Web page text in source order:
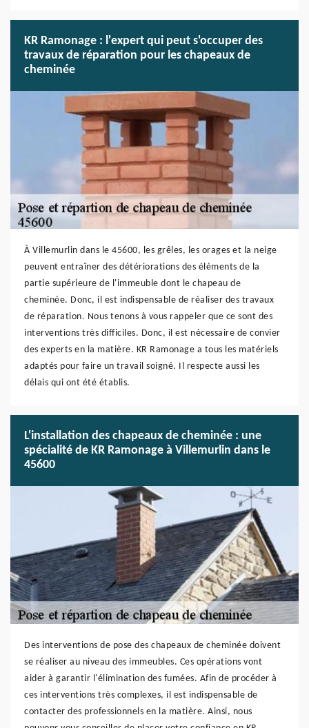
KR Ramonage : l'expert qui peut s'occuper des
travaux de réparation pour les chapeaux de
cheminée
À Villemurlin dans le 45600, les grêles, les orages et la neige
peuvent entraîner des détériorations des éléments de la
partie supérieure de l'immeuble dont le chapeau de
cheminée. Donc, il est indispensable de réaliser des travaux
de réparation. Nous tenons à vous rappeler que ce sont des
interventions très difficiles. Donc, il est nécessaire de convier
des experts en la matière. KR Ramonage a tous les matériels
adaptés pour faire un travail soigné. Il respecte aussi les
délais qui ont été établis.
L'installation des chapeaux de cheminée : une
spécialité de KR Ramonage à Villemurlin dans le
45600
Des interventions de pose des chapeaux de cheminée doivent
se réaliser au niveau des immeubles. Ces opérations vont
aider à garantir l'élimination des fumées. Afin de procéder à
ces interventions très complexes, il est indispensable de
contacter des professionnels en la matière. Ainsi, nous